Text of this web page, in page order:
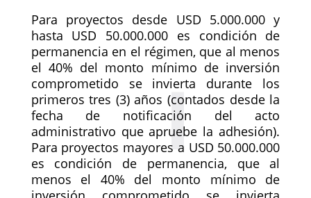
Para proyectos desde USD 5.000.000 y
hasta USD 50.000.000 es condición de
permanencia en el régimen, que al menos
el 40% del monto mínimo de inversión
comprometido se invierta durante los
primeros tres (3) años (contados desde la
fecha de notificación del acto
administrativo que apruebe la adhesión).
Para proyectos mayores a USD 50.000.000
es condición de permanencia, que al
menos el 40% del monto mínimo de